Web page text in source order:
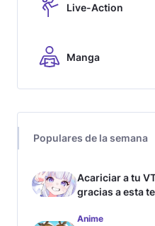
Live-Action
Manga
Populares de la semana
Acariciar a tu
gracias a esta
Anime